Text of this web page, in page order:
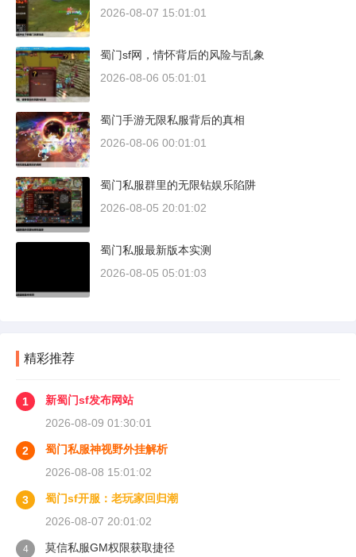
2026-08-07 15:01:01
蜀门sf网，情怀背后的风险与乱象
2026-08-06 05:01:01
蜀门手游无限私服背后的真相
2026-08-06 00:01:01
蜀门私服群里的无限钻娱乐陷阱
2026-08-05 20:01:02
蜀门私服最新版本实测
2026-08-05 05:01:03
精彩推荐
1
新蜀门sf发布网站
2026-08-09 01:30:01
2
蜀门私服神视野外挂解析
2026-08-08 15:01:02
3
蜀门sf开服：老玩家回归潮
2026-08-07 20:01:02
4 莫信私服GM权限获取捷径